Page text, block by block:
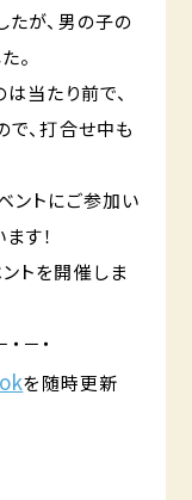
たが、男の子の
。
当たり前で、
で、打合せ中も
ントにご参加い
す！
トを開催しま
－・
を随時更新